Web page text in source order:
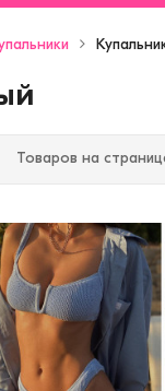
Товаров на